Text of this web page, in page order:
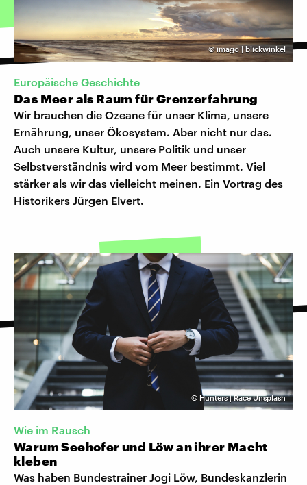
©imago | blickwinkel
Europäische Geschichte
Das Meer als Raum für Grenzerfahrung
Wir brauchen die Ozeane für unser Klima, unsere
Ernährung, unser Ökosystem. Aber nicht nur das.
Auch unsere Kultur, unsere Politik und unser
Selbstverständnis wird vom Meer bestimmt. Viel
stärker als wir das vielleicht meinen. Ein Vortrag des
Historikers Jürgen Elvert.
© Hunters | Race Unsplash
Wie im Rausch
Warum Seehofer und Löw an ihrer Macht
kleben
Was haben Bundestrainer Jogi Löw, Bundeskanzlerin